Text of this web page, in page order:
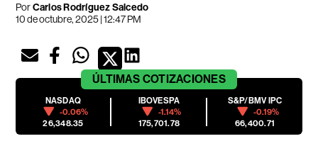
PorCarlos Rodríguez Salcedo
10 de octubre, 2025 | 12:47 PM
ÚLTIMAS COTIZACIONES
NASDAQ
-0.06%
26,348.35
IBOVESPA
-1.14%
175,701.78
S&P/BMV IPC
-0.19%
66,400.71